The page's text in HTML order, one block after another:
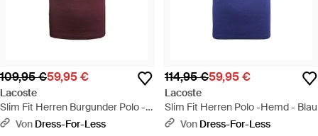
109,95 €59,95 €
Lacoste
Slim Fit Herren Burgunder Polo -
Hemd - Rot
Von Dress-For-Less
114,95 €59,95 €
Lacoste
Slim Fit Herren Polo -Hemd - Blau
Von Dress-For-Less